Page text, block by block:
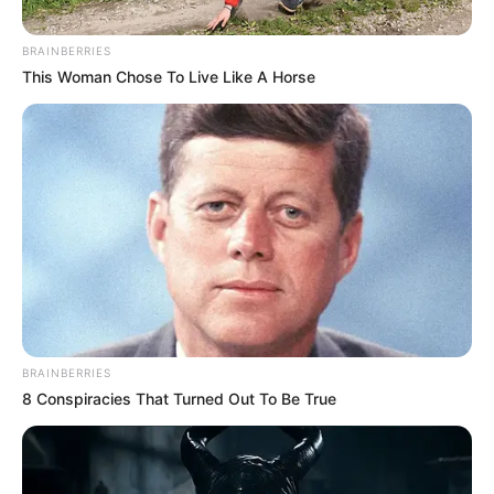
Залишити відповідь
авторизуватись.
влажность:
давление:
Погода на 10 дней отsinoptik.ua
BRAINBERRIES
This Woman Chose To Live Like A Horse
BRAINBERRIES
8 Conspiracies That Turned Out To Be True